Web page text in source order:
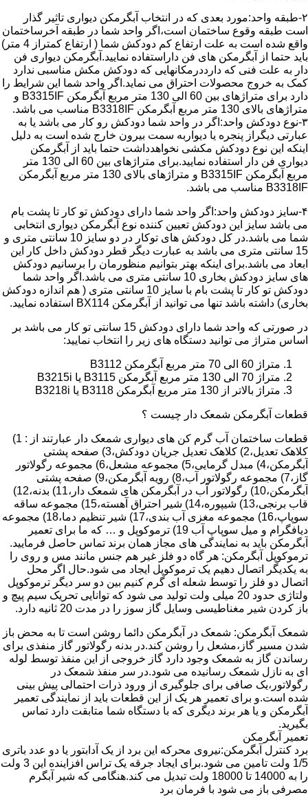
۲-طبقه واحد:مورد بعدی که در انتخاب آبگرمکن دیواری تاثیر گذار
است طبقه وقوع ساختمان است،اگر واحد شما در طبقه آخرساختمان
واقع شده است به علت ارتفاع کم دودکش شما ( ارتفاع کمتراز 4 متر)
باید حتما از آبگرمکن های فن داراستفاده نمایید.آبگرمکن دیواری فن
دار به علت فنی که دارددرمکانهایی که دودکش مکش مناسبی ندارد
کمک به خروج محصولات احتراق می نماید.اگر واحد شما این شرایط را
دارد برای متراژهای بین 60 الی 130 متر مربع آبگرمکن B3315IF و
متراژهای بالای 130 متر مربع آبگرمکن B3318IF مناسب می باشد.
۳-نوع دودکش واحد:اگر در واحد شما دودکش رو کار می باشد یا به
عبارتی دیگراز پنجره یا دیواربه سمت بیرون خارج شده است به دلیل
اینکه این نوع دودکش مکشی نخواهدداشت حتما باید از آبگرمکن
دیواری فن دار استفاده نمایید.برای متراژهای بین 60 الی 130 متر
مربع آبگرمکن B3315IF و متراژهای بالای 130 متر مربع آبگرمکن
B3318IF مناسب می باشد.
۴-سایز دودکش واحد:اگر واحد شما دارای دودکش تو کار تا پشت بام
می باشد سایز این دودکش تعیین کننده نوع آبگرمکن دیواری انتخابی
شما می باشد.در کل دودکش های توکار در دو سایز 10 سانتی متری و
15 سانتی متری می باشد به عبارت دیگر قطر دودکش داخل کار این
ابعاد می باشد.برای اینکه بهتر بتوانیم منظورمان را برسانیم دودکش
های سایز دودکش بخاری 10 سانتی متری می باشد.اگر واحد شما
دودکش تو کار تا پشت بام با سایز 10 سانتی متری ( هم اندازه دودکش
بخاری) داشته باشد تنها می توانید از آبگرمکن BX114 استفاده نمایید.
در صورتی که واحد شما دارای دودکش 15 سانتی تو کار می باشد بر
اساس متراژ می توانید دستگاه های زیر را انتخاب نمایید:
متراژ 60 الی 70 متر مربع آبگرمکن B3112
متراژ 70 الی 130 متر مربع آبگرمکن B3115 یا B3215i
متراژ بالاتر از 130 متر مربع آبگرمکن B3118 یا B3218i
قطعات آبگرمکن شمعک دار چیست ؟
قطعات ساختمان آب گرم کن های دیواری شمعک دار عبارتند از : 1)
کلاهک تعدیل،2) کلاهک تعدیل جریان دودکش،3) صفحه پشتی
آبگرمکن،4) مبدل گرمایی،5) مجموعه مشعل،6) مجموعه رگولاتور
گاز،7) مجموعه رگولاتور آب،8) رویه آبگرمکن،9) صفحه پشتی
آبگرمکن،10) رگولاتور آب در آبگرمکن های شمعک دار،11) بدنه،12)
قاب برنجی،13) شیپوره،14) شیر احتراق آهسته،15) مجموعه ساقه
سوپاپ،16) مجموعه مغزی آب بندی،17) شیر تنظیم دما،18) مجموعه
دیافگرام و میل سوپاپ آب 19) ترموکوپل و … که ما برای تعمیر
آبگرمکن باید به نمایندگی های مجاز همان برند تماس حاصل فرمایید.
ترموکوپل آبگرمکن: هر گاه دو فلز غیر هم جنس مانند مس و روی را
به یکدیگر اتصال دهیم یک ترموکوپل ایجاد می شود.حال اگر محل
اتصال دو فلز را توسط شعله ای گرم کنیم بین دو سر دیگر ترموکوپل
ولتاژی حدود 20 میلی ولت تولید می شود که توانایی تحریک سیم پیچ و
باز کردن شیر مغناطیسی وسایل گاز سوز را در مدت 20 ثانیه دارد.
شمعک آبگرمکن: شمعک در آبگرمکن دائما روشن است تا به محض باز
شدن مسیر گاز،مشعل را روشن کند.در بدنه رگولاتور گاز منفذی برای
رساندن گاز به شمعک وجود دارد گاز خروجی از این منفذ توسط لوله
ای به نازل شمعک رسانیده می شود.در سر منفذ شمعک در
رگولاتور،یک صافی برای جلوگیری از ورود ذرات احتمالی پیش بینی
شده است.و برای تعمیر هر یک از این قطعات باید از نمایندگی تعمیر
آبگرمکن و یا هر برند دیگری که با دستگاه شما متابقت دارد تماس
بگیرید.
تعمیر آبگرمکن
برد کنترل آبگرمکن:نیروی محرکه این برد از یک آدابتور یا دو عدد باتری
1/5 ولت تامین می شود.برای ایجاد جرقه یک تراس افزاینده این 3 ولت
را به 14000 تا 18000 ولت تبدیل می کند.هنگامی که شیر آبگرم
مصرفی باز می شود با فرمان برد